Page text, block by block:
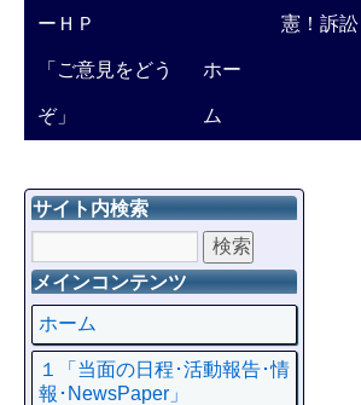
ーＨＰ 憲！訴訟
「ご意見をどう
ぞ」
ホー
ム
サイト内検索
メインコンテンツ
ホーム
１「当面の日程･活動報告･情
報･NewsPaper」